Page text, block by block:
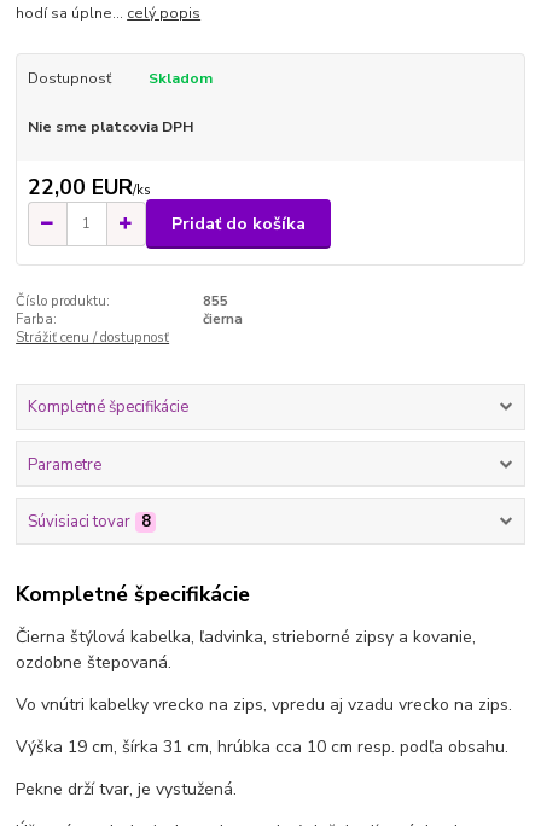
hodí sa úplne... celý popis
Dostupnosť Skladom
Nie sme platcovia DPH
22,00 EUR/ks
Pridať do košíka
Číslo produktu:
855
Farba:
čierna
Strážiť cenu / dostupnosť
Kompletné špecifikácie
Parametre
Súvisiaci tovar 8
Kompletné špecifikácie
Čierna štýlová kabelka, ľadvinka, strieborné zipsy a kovanie,
ozdobne štepovaná.
Vo vnútri kabelky vrecko na zips, vpredu aj vzadu vrecko na zips.
Výška 19 cm, šírka 31 cm, hrúbka cca 10 cm resp. podľa obsahu.
Pekne drží tvar, je vystužená.